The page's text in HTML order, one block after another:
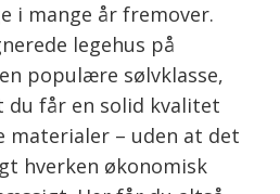
i mange år fremover.
legehus på
populære sølvklasse,
du får en solid kvalitet
materialer – uden at det
hverken økonomisk